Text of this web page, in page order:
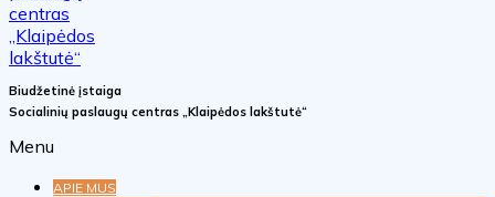
Biudžetinė įstaiga
Socialinių paslaugų centras „Klaipėdos lakštutė“
Menu
APIE MUS